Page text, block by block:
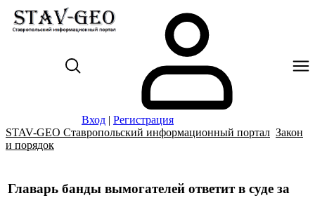
Вход | Регистрация
STAV-GEO Ставропольский информационный портал Закон
и порядок
Главарь банды вымогателей ответит в суде за